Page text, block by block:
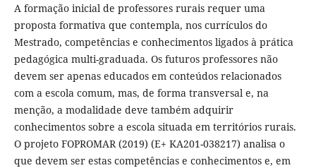
A formação inicial de professores rurais requer uma
proposta formativa que contempla, nos currículos do
Mestrado, competências e conhecimentos ligados à prática
pedagógica multi-graduada. Os futuros professores não
devem ser apenas educados em conteúdos relacionados
com a escola comum, mas, de forma transversal e, na
menção, a modalidade deve também adquirir
conhecimentos sobre a escola situada em territórios rurais.
O projeto FOPROMAR (2019) (E+ KA201-038217) analisa o
que devem ser estas competências e conhecimentos e, em